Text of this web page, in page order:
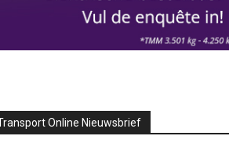
Online Nieuwsbrief